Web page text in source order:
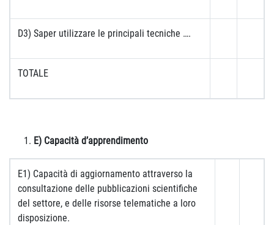
D3) Saper utilizzare le principali tecniche ….
TOTALE
E) Capacità d’apprendimento
E1) Capacità di aggiornamento attraverso la
consultazione delle pubblicazioni scientifiche
del settore, e delle risorse telematiche a loro
disposizione.